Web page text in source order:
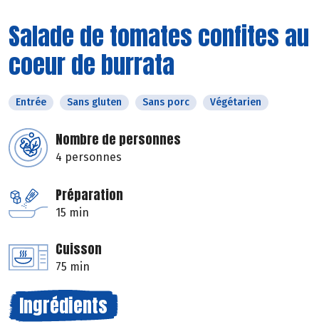
Salade de tomates confites au
coeur de burrata
Entrée Sans gluten Sans porc Végétarien
Nombre de personnes
4 personnes
Préparation
15 min
Cuisson
75 min
Ingrédients